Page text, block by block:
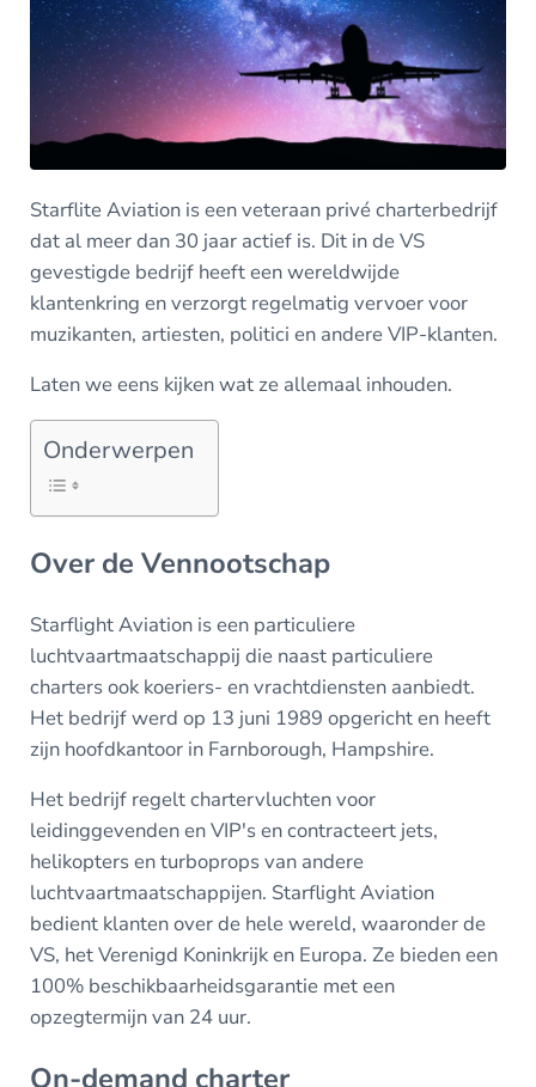
Starflite Aviation is een veteraan privé charterbedrijf
dat al meer dan 30 jaar actief is. Dit in de VS
gevestigde bedrijf heeft een wereldwijde
klantenkring en verzorgt regelmatig vervoer voor
muzikanten, artiesten, politici en andere VIP-klanten.
Laten we eens kijken wat ze allemaal inhouden.
Onderwerpen
Over de Vennootschap
Starflight Aviation is een particuliere
luchtvaartmaatschappij die naast particuliere
charters ook koeriers- en vrachtdiensten aanbiedt.
Het bedrijf werd op 13 juni 1989 opgericht en heeft
zijn hoofdkantoor in Farnborough, Hampshire.
Het bedrijf regelt chartervluchten voor
leidinggevenden en VIP's en contracteert jets,
helikopters en turboprops van andere
luchtvaartmaatschappijen. Starflight Aviation
bedient klanten over de hele wereld, waaronder de
VS, het Verenigd Koninkrijk en Europa. Ze bieden een
100% beschikbaarheidsgarantie met een
opzegtermijn van 24 uur.
On-demand charter